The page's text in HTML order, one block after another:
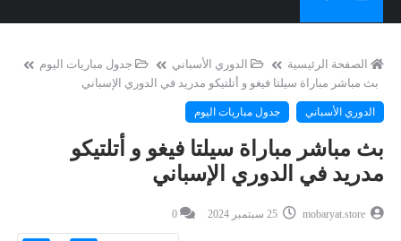
الصفحة الرئيسية الدوري الأسباني
جدول مباريات اليوم
بث مباشر مباراة سيلتا فيغو و أتلتيكو مدريد في الدوري الإسباني
الدوري الأسباني جدول مباريات اليوم
بث مباشر مباراة سيلتا فيغو و أتلتيكو
مدريد في الدوري الإسباني
mobaryat.store
0